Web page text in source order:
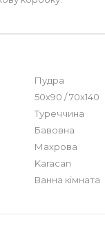
Пудра
50х90 / 70х140
Туреччина
Бавовна
Махрова
Karacan
Ванна кімната